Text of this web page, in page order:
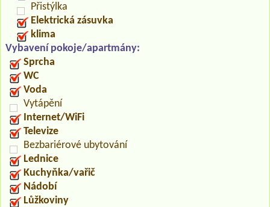
Přistýlka
Elektrická zásuvka
klima
Vybavení pokoje/apartmány:
Sprcha
WC
Voda
Vytápění
Internet/WiFi
Televize
Bezbariérové ubytování
Lednice
Kuchyňka/vařič
Nádobí
Lůžkoviny